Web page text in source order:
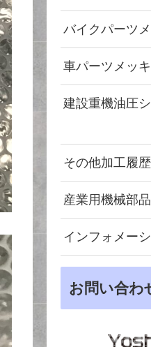
バイクパーツ
車パーツメッ
建設重機油圧
その他加工履歴
産業用機械部
インフォメー
お問い合わ